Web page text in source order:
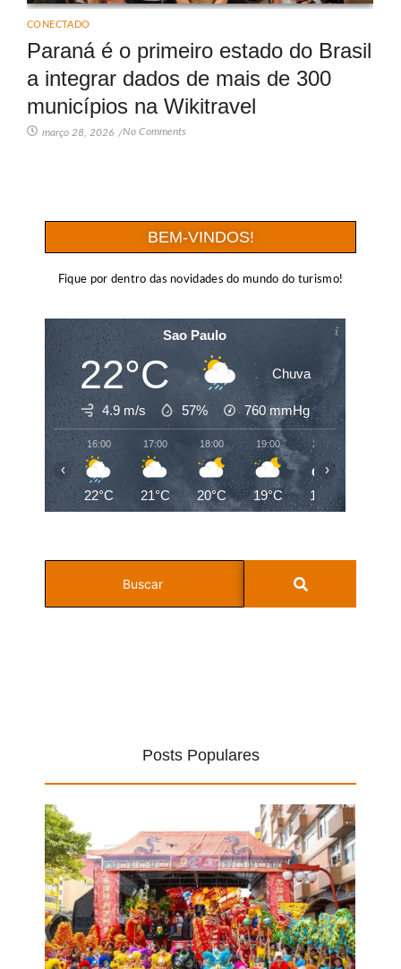
CONECTADO
Paraná é o primeiro estado do Brasil
a integrar dados de mais de 300
municípios na Wikitravel
março 28, 2026 /No Comments
BEM-VINDOS!
Fique por dentro das novidades do mundo do turismo!
Sao Paulo
22°C Chuva
4.9 m/s 57% 760mmHg
16:00
22°C
17:00
21°C
18:00
20°C
19:00
19°C
20:00
19°C
‹ ›
Posts Populares